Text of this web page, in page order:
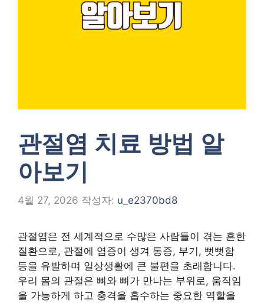
관절염 치료 방법 알
아보기
4월 27, 2026 작성자: u_e2370bd8
관절염은 전 세계적으로 수많은 사람들이 겪는 흔한
질환으로, 관절에 염증이 생겨 통증, 부기, 뻣뻣함
등을 유발하며 일상생활에 큰 불편을 초래합니다.
우리 몸의 관절은 뼈와 뼈가 만나는 부위로, 움직임
을 가능하게 하고 충격을 흡수하는 중요한 역할을